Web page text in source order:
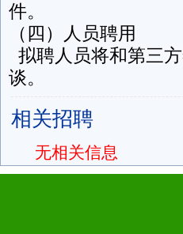
件。
（四）人员聘用
拟聘人员将和第三
谈。
相关招聘
无相关信息